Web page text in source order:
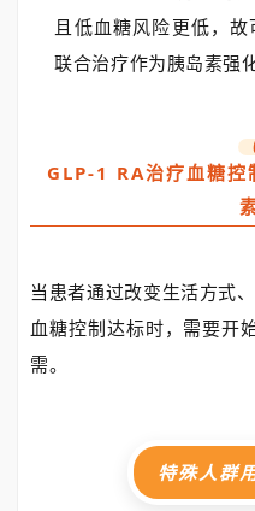
且低血糖风险更低，
联合治疗作为胰岛素强
GLP-1 RA治疗血糖控
当患者通过改变生活方式
血糖控制达标时，需要开
需。
特殊人群